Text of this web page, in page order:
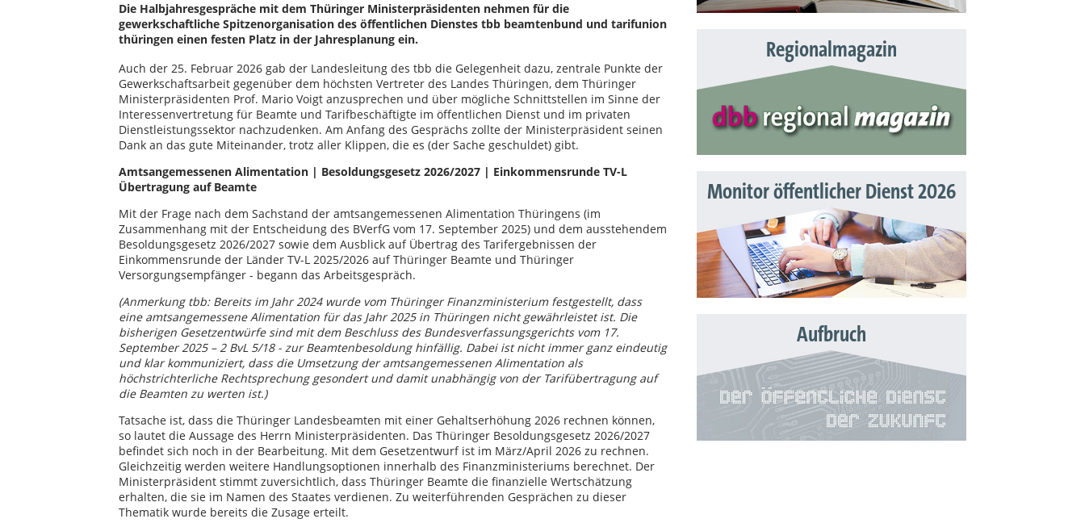
Die Halbjahresgespräche mit dem Thüringer Ministerpräsidenten nehmen für die
gewerkschaftliche Spitzenorganisation des öffentlichen Dienstes tbb beamtenbund und tarifunion
thüringen einen festen Platz in der Jahresplanung ein.
Auch der 25. Februar 2026 gab der Landesleitung des tbb die Gelegenheit dazu, zentrale Punkte der
Gewerkschaftsarbeit gegenüber dem höchsten Vertreter des Landes Thüringen, dem Thüringer
Ministerpräsidenten Prof. Mario Voigt anzusprechen und über mögliche Schnittstellen im Sinne der
Interessenvertretung für Beamte und Tarifbeschäftigte im öffentlichen Dienst und im privaten
Dienstleistungssektor nachzudenken. Am Anfang des Gesprächs zollte der Ministerpräsident seinen
Dank an das gute Miteinander, trotz aller Klippen, die es (der Sache geschuldet) gibt.
Amtsangemessenen Alimentation | Besoldungsgesetz 2026/2027 | Einkommensrunde TV-L
Übertragung auf Beamte
Mit der Frage nach dem Sachstand der amtsangemessenen Alimentation Thüringens (im
Zusammenhang mit der Entscheidung des BVerfG vom 17. September 2025) und dem ausstehendem
Besoldungsgesetz 2026/2027 sowie dem Ausblick auf Übertrag des Tarifergebnissen der
Einkommensrunde der Länder TV-L 2025/2026 auf Thüringer Beamte und Thüringer
Versorgungsempfänger - begann das Arbeitsgespräch.
(Anmerkung tbb: Bereits im Jahr 2024 wurde vom Thüringer Finanzministerium festgestellt, dass
eine amtsangemessene Alimentation für das Jahr 2025 in Thüringen nicht gewährleistet ist. Die
bisherigen Gesetzentwürfe sind mit dem Beschluss des Bundesverfassungsgerichts vom 17.
September 2025 – 2 BvL 5/18 - zur Beamtenbesoldung hinfällig. Dabei ist nicht immer ganz eindeutig
und klar kommuniziert, dass die Umsetzung der amtsangemessenen Alimentation als
höchstrichterliche Rechtsprechung gesondert und damit unabhängig von der Tarifübertragung auf
die Beamten zu werten ist.)
Tatsache ist, dass die Thüringer Landesbeamten mit einer Gehaltserhöhung 2026 rechnen können,
so lautet die Aussage des Herrn Ministerpräsidenten. Das Thüringer Besoldungsgesetz 2026/2027
befindet sich noch in der Bearbeitung. Mit dem Gesetzentwurf ist im März/April 2026 zu rechnen.
Gleichzeitig werden weitere Handlungsoptionen innerhalb des Finanzministeriums berechnet. Der
Ministerpräsident stimmt zuversichtlich, dass Thüringer Beamte die finanzielle Wertschätzung
erhalten, die sie im Namen des Staates verdienen. Zu weiterführenden Gesprächen zu dieser
Thematik wurde bereits die Zusage erteilt.
Regionalmagazin
Monitor öffentlicher Dienst 2026
Aufbruch